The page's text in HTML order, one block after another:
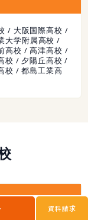
/ 大阪国際高校 /
大学附属高校 /
高校 / 高津高校 /
校 / 夕陽丘高校 /
校 / 都島工業高
資料請求